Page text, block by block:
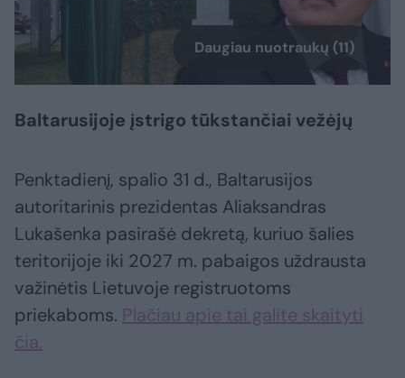
Daugiau nuotraukų (11)
Baltarusijoje įstrigo tūkstančiai vežėjų
Penktadienį, spalio 31 d., Baltarusijos
autoritarinis prezidentas Aliaksandras
Lukašenka pasirašė dekretą, kuriuo šalies
teritorijoje iki 2027 m. pabaigos uždrausta
važinėtis Lietuvoje registruotoms
priekaboms. Plačiau apie tai galite skaityti
čia.